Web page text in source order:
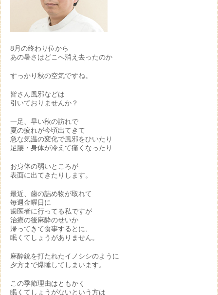
8月の終わり位から
あの暑さはどこへ消え去ったのか
すっかり秋の空気ですね。
皆さん風邪などは
引いておりませんか？
一足、早い秋の訪れで
夏の疲れが今頃出てきて
急な気温の変化で風邪をひいたり
足腰・身体が冷えて痛くなったり
お身体の弱いところが
表面に出てきたりします。
最近、歯の詰め物が取れて
毎週金曜日に
歯医者に行ってる私ですが
治療の後麻酔のせいか
帰ってきて食事するとに、
眠くてしょうがありません。
麻酔銃を打たれたイノシシのように
夕方まで爆睡してしまいます。
この季節理由はともかく
眠くてしょうがないという方は